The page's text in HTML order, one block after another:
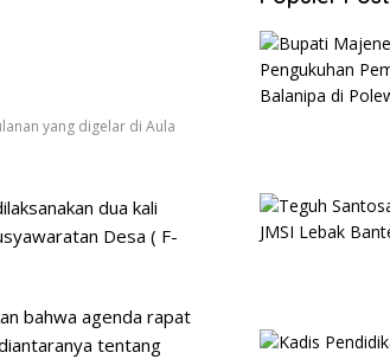
yang digelar di Aula
dua kali
Desa ( F-
bahwa agenda rapat
tentang